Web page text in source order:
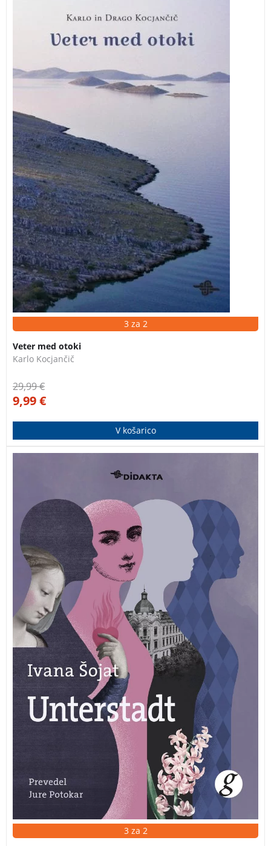
prvobitnega Jadrana. Danes so ohranjeni le še od
knjige podoživljamo z nekaterimi sodobniki morskega
razvejanega športa.
3 za 2
Veter med otoki
Karlo Kocjančič
29,99€
9,99€
V košarico
Večkrat nagrajeni kultni roman Unterstadt je ena tistih
daje možnost, da se poistoveti z glavnimi junaki.
Avtorica Ivana Šojat je bila gostja literarnega festivala
Fabula 2022.
3 za 2